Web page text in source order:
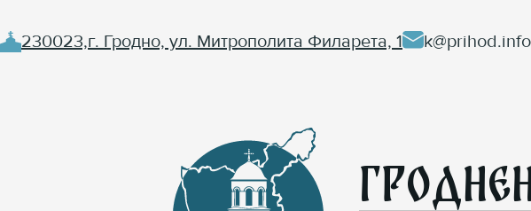
230023,г. Гродно, ул. Митрополита Филарета, 1 k@prihod.info